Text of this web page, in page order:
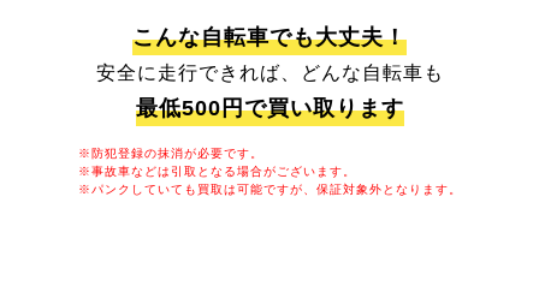
こんな自転車でも大丈夫！
安全に走行できれば、どんな自転車も
最低500円で買い取ります
※防犯登録の抹消が必要です。
※事故車などは引取となる場合がございます。
※パンクしていても買取は可能ですが、保証対象外となります。